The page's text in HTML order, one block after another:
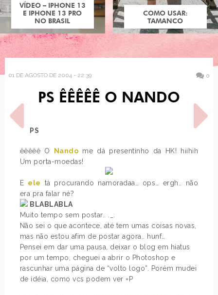
VÍDEO – IPHONE 13
E IPHONE 13 PRO
NO BRASIL
COMO USAR:
TAMANCO
01 DE AGOSTO DE 2004 - 22:39 0
PS ÊÊÊÊÊ O NANDO
PS
êêêêê O Nando me dá presentinho da HK! hiihih
Um porta-moedas!
E ele
tá procurando namoradaa… ops… ergh.. não
era pra falar né?
BLABLABLA
Muito tempo sem postar.. ._.
Não sei o que acontece, até tem umas coisas novas,
mas não estou afim de postar agora.. hunf…
Pensei em dar uma pausa, deixar o blog em hiatus
por um tempo, cheguei a abrir o Photoshop e
rascunhar uma página de “volto logo”. Porém mudei
de idéia, como vcs podem ver =P
POST ANTERIOR
REENCONTRO